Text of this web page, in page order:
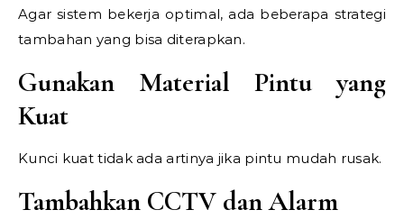
Agar sistem bekerja optimal, ada beberapa strategi
tambahan yang bisa diterapkan.
Gunakan Material Pintu yang
Kuat
Kunci kuat tidak ada artinya jika pintu mudah rusak.
Tambahkan CCTV dan Alarm